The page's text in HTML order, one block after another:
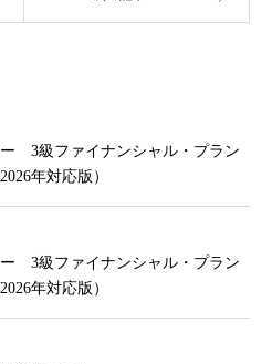
ー 3級ファイナンシャル・プラン
年対応版）
ー 3級ファイナンシャル・プラン
年対応版）